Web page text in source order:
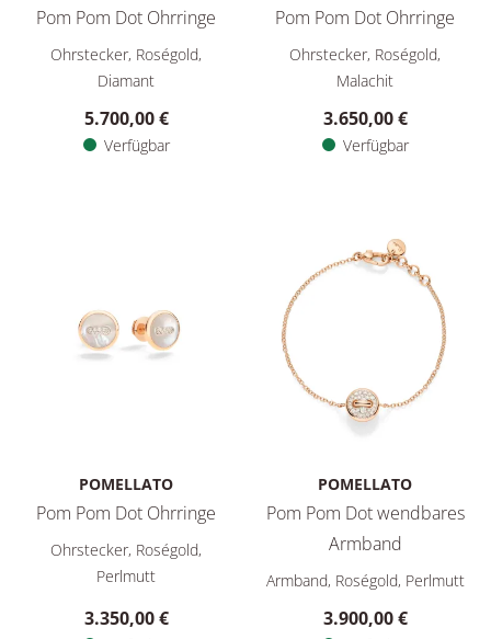
Pom Pom Dot Ohrringe
Pomellato Pom Pom Dot Ohrringe, Ref:
Ohrstecker, Roségold,
Diamant
5.700,00 €
Verfügbar
Pom Pom Dot Ohrringe
Pomellato Pom Pom Dot
Ohrstecker, Roségold,
Malachit
3.650,00 €
Verfügbar
POMELLATO
Pom Pom Dot Ohrringe
Pomellato Pom Pom Dot Ohrringe, Ref:
Ohrstecker, Roségold,
Perlmutt
3.350,00 €
POMELLATO
Pom Pom Dot wendbares
Armband
Pomellato Pom Pom Dot
Armband, Roségold, Perlmutt
3.900,00 €